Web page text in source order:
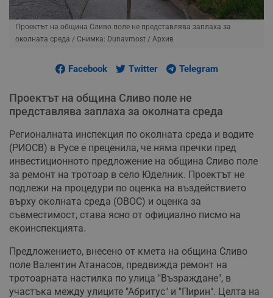
Проектът на община Сливо поле не представлява заплаха за
околната среда / Снимка: Dunavmost / Архив
Facebook Twitter Telegram
Проектът на община Сливо поле не
представлява заплаха за околната среда
Регионалната инспекция по околната среда и водите
(РИОСВ) в Русе е преценила, че няма пречки пред
инвестиционното предложение на община Сливо поле
за ремонт на тротоар в село Юделник. Проектът не
подлежи на процедури по оценка на въздействието
върху околната среда (ОВОС) и оценка за
съвместимост, става ясно от официално писмо на
екоинспекцията.
Предложението, внесено от кмета на община Сливо
поле Валентин Атанасов, предвижда ремонт на
тротоарната настилка по улица "Възраждане", в
участъка между улиците "Абритус" и "Пирин". Целта на